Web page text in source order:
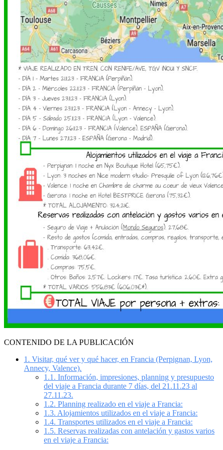
CONTENIDO DE LA PUBLICACIÓN
1. Visitar, qué ver y qué hacer, en Francia (Perpignan, Lyon,
Annecy, Valence).
1.1. Información, impresiones, planning y presupuesto
del viaje a Francia durante 7 días, del 21.11.23 al
27.11.23.
1.2. Planning realizado en el viaje a Francia:
1.3. Alojamientos utilizados en el viaje a Francia:
1.4. Transportes utilizados en el viaje a Francia:
1.5. Reservas realizadas con antelación y gastos varios
en el viaje a Francia: